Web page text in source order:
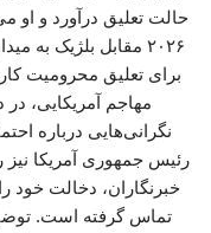
حالت تعلیق درآورد و او
۲۰۲۶ مقابل بلژیک
برای تعلیق محرومیت
مهاجم آمریکایی،
نگرانی‌هایی درباره
رئیس جمهوری آمریکا
خبرنگاران، دخالت خود
تماس گرفته است.